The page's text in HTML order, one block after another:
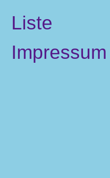
Liste
Impressum